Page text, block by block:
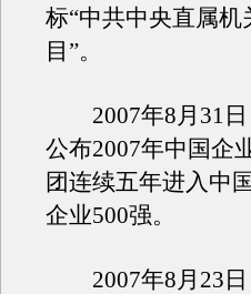
标“中共中央直属
目”。
2007年8月31日
公布2007年中国企
团连续五年进入中
企业500强。
2007年8月23日